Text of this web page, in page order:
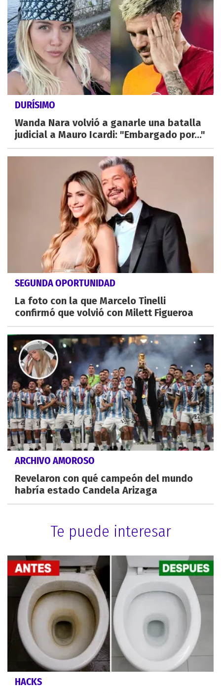
DURÍSIMO
Wanda Nara volvió a ganarle una batalla
judicial a Mauro Icardi: "Embargado por..."
SEGUNDA OPORTUNIDAD
La foto con la que Marcelo Tinelli
confirmó que volvió con Milett Figueroa
ARCHIVO AMOROSO
Revelaron con qué campeón del mundo
habría estado Candela Arizaga
Te puede interesar
HACKS